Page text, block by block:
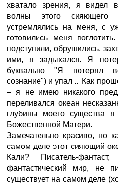
хватало зрения, я видел
волны этого сияющего
устремлялись на меня, с
готовились меня
подступили, обрушились,
ими, я задыхался. Я
буквально "Я потерял
сознание") и упал ... Как
– я не имею никакого
переливался океан
глубины моего существа я
Божественной Матери.
Замечательно красиво, но
самом деле этот сияющий
Кали? Писатель-
фантастический мир, не
существует на самом деле